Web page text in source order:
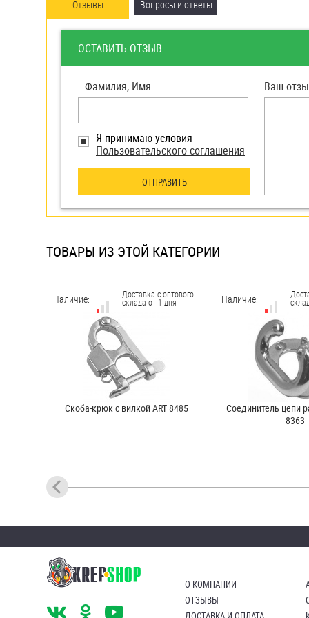
Пробки
Саморезы и шурупы
Стопорные кольца
Такелаж
Хомуты
Шайбы
Шплинты
Отзывы Вопросы и ответы
ОСТАВИТЬ ОТЗЫВ
Фамилия, Имя
Я принимаю условия
Пользовательского соглашения
ОТПРАВИТЬ
Ваш
ТОВАРЫ ИЗ ЭТОЙ КАТЕГОРИИ
Наличие: Доставка с оптового
склада от 1 дня
Скоба-крюк с вилкой ART 8485
Наличие:
Соединитель цепи
8363
Доставка с оптового
склада от 1 дня
Доставка с оптового
склада от 1 дня
О КОМПАНИИ
ОТЗЫВЫ